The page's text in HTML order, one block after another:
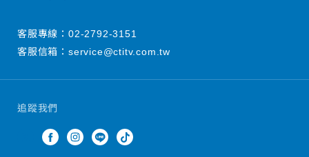
追蹤我們
客服專線： 02-2792-3151
客服信箱： service@ctitv.com.tw